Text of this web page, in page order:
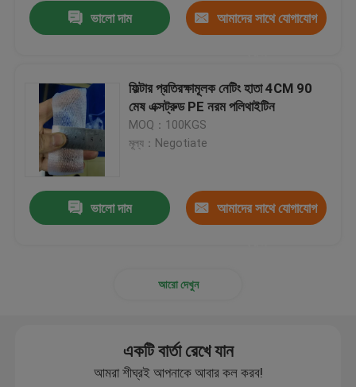
ভালো দাম আমাদের সাথে যোগাযোগ
ফিল্টার প্রতিরক্ষামূলক নেটিং হাতা 4CM 90
মেষ এক্সট্রুড PE নরম পলিথাইটিন
MOQ：100KGS
মূল্য：Negotiate
ভালো দাম আমাদের সাথে যোগাযোগ
আরো দেখুন
একটি বার্তা রেখে যান
আমরা শীঘ্রই আপনাকে আবার কল করব!